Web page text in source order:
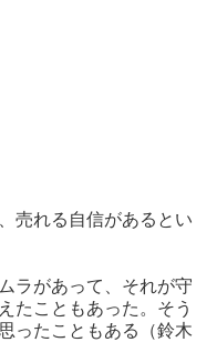
売れる自信があるとい
ラがあって、それが守
たこともあった。そう
ったこともある（鈴木